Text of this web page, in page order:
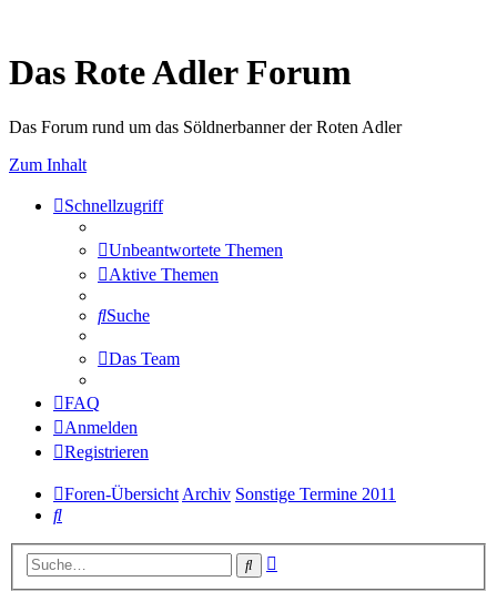
Das Rote Adler Forum
Das Forum rund um das Söldnerbanner der Roten Adler
Zum Inhalt
Schnellzugriff
Unbeantwortete Themen
Aktive Themen
Suche
Das Team
FAQ
Anmelden
Registrieren
Foren-Übersicht Archiv Sonstige Termine 2011
Suche
Suche